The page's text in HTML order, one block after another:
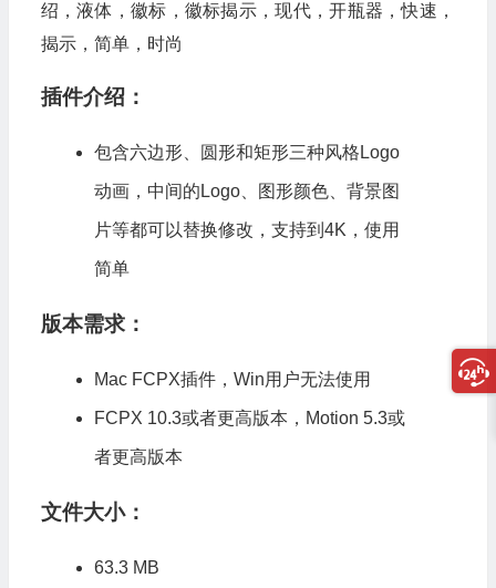
绍，液体，徽标，徽标揭示，现代，开瓶器，快速，
揭示，简单，时尚
插件介绍：
包含六边形、圆形和矩形三种风格Logo
动画，中间的Logo、图形颜色、背景图
片等都可以替换修改，支持到4K，使用
简单
版本需求：
Mac FCPX插件，Win用户无法使用
FCPX 10.3或者更高版本，Motion 5.3或
者更高版本
文件大小：
63.3 MB